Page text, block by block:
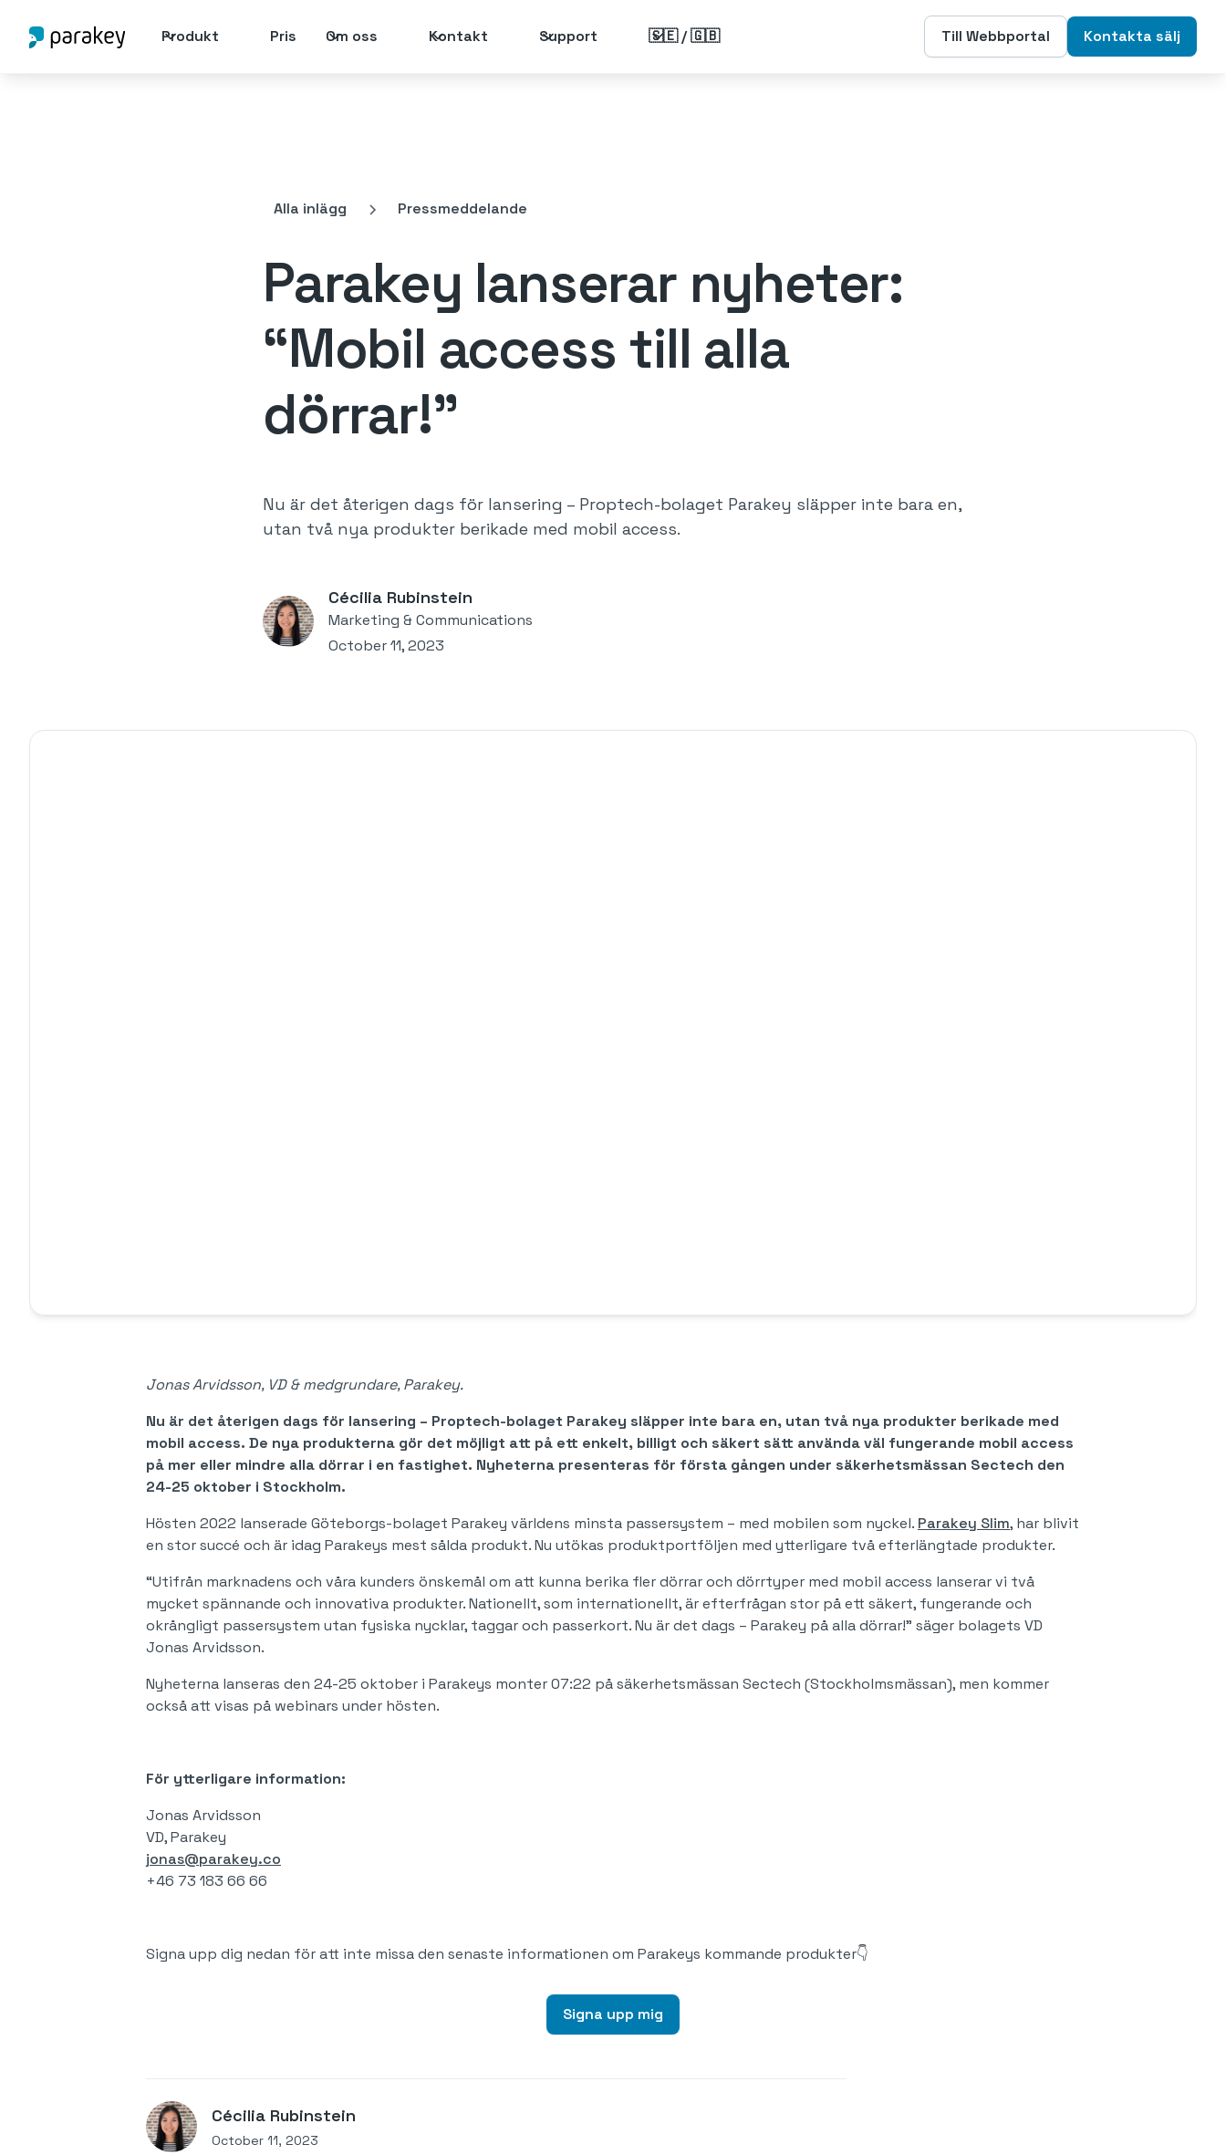
Produkt Pris Om oss Kontakt Support 🇸🇪 / 🇬🇧 Till Webbportal Kontakta sälj
Alla inlägg Pressmeddelande
Parakey lanserar nyheter:
“Mobil access till alla
dörrar!”
Nu är det återigen dags för lansering – Proptech-bolaget Parakey släpper inte bara en,
utan två nya produkter berikade med mobil access.
Cécilia Rubinstein
Marketing & Communications
October 11, 2023
Jonas Arvidsson, VD & medgrundare, Parakey.
Nu är det återigen dags för lansering – Proptech-bolaget Parakey släpper inte bara en, utan två nya produkter berikade med
mobil access. De nya produkterna gör det möjligt att på ett enkelt, billigt och säkert sätt använda väl fungerande mobil access
på mer eller mindre alla dörrar i en fastighet. Nyheterna presenteras för första gången under säkerhetsmässan Sectech den
24-25 oktober i Stockholm.
Hösten 2022 lanserade Göteborgs-bolaget Parakey världens minsta passersystem – med mobilen som nyckel. Parakey Slim, har blivit
en stor succé och är idag Parakeys mest sålda produkt. Nu utökas produktportföljen med ytterligare två efterlängtade produkter.
“Utifrån marknadens och våra kunders önskemål om att kunna berika fler dörrar och dörrtyper med mobil access lanserar vi två
mycket spännande och innovativa produkter. Nationellt, som internationellt, är efterfrågan stor på ett säkert, fungerande och
okrångligt passersystem utan fysiska nycklar, taggar och passerkort. Nu är det dags – Parakey på alla dörrar!” säger bolagets VD
Jonas Arvidsson.
Nyheterna lanseras den 24-25 oktober i Parakeys monter 07:22 på säkerhetsmässan Sectech (Stockholmsmässan), men kommer
också att visas på webinars under hösten.
För ytterligare information:
Jonas Arvidsson
VD, Parakey
jonas@parakey.co
+46 73 183 66 66
Signa upp dig nedan för att inte missa den senaste informationen om Parakeys kommande produkter👇
Signa upp mig
Cécilia Rubinstein
October 11, 2023